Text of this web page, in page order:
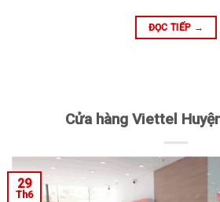
ĐỌC TIẾP →
Cửa hàng Viettel
29
Th6